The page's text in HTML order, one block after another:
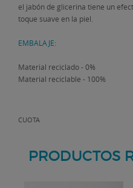
el jabón de glicerina tiene un
toque suave en la piel.
EMBALAJE:
Material reciclado - 0%
Material reciclable - 100%
CUOTA
PRODUCTOS